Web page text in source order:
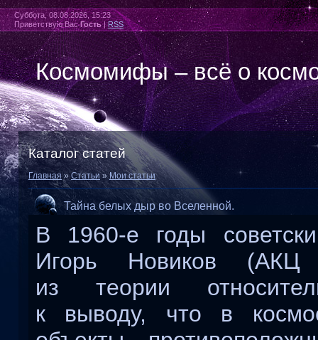
Суббота, 08.08.2026, 15:23
Приветствую Вас Гость|RSS
Космомифы – всё о
Каталог статей
Главная »Статьи»Мои статьи
Тайна белых дыр во Вселенной.
В 1960-е годы
Игорь Новиков
из теории
к выводу, что в